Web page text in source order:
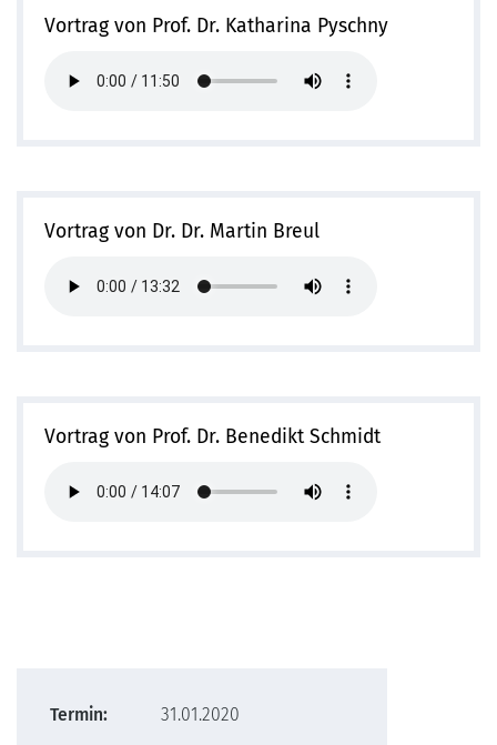
Vortrag von Prof. Dr. Katharina Pyschny
Vortrag von Dr. Dr. Martin Breul
Vortrag von Prof. Dr. Benedikt Schmidt
Termin:
31.01.2020